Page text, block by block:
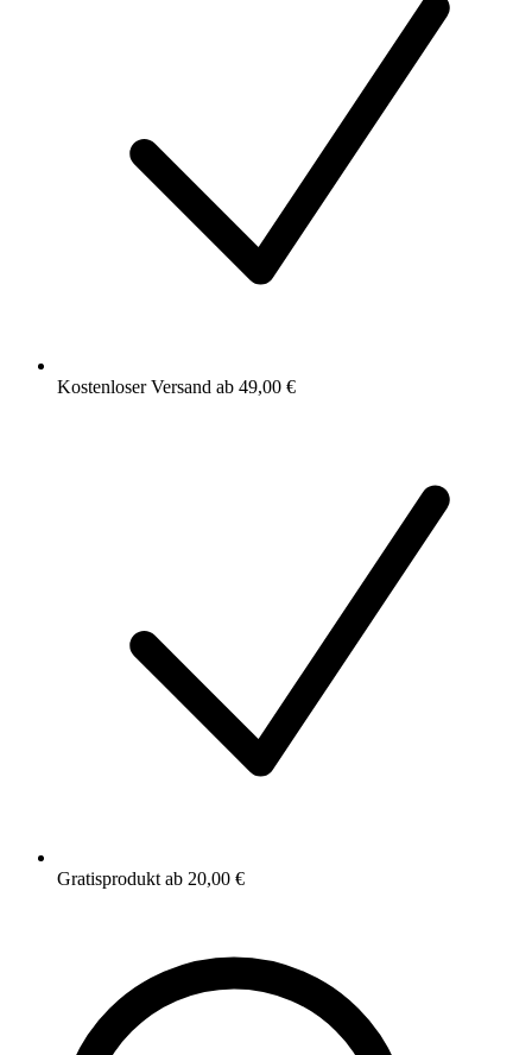
Kostenloser Versand ab 49,00 €
Gratisprodukt ab 20,00 €